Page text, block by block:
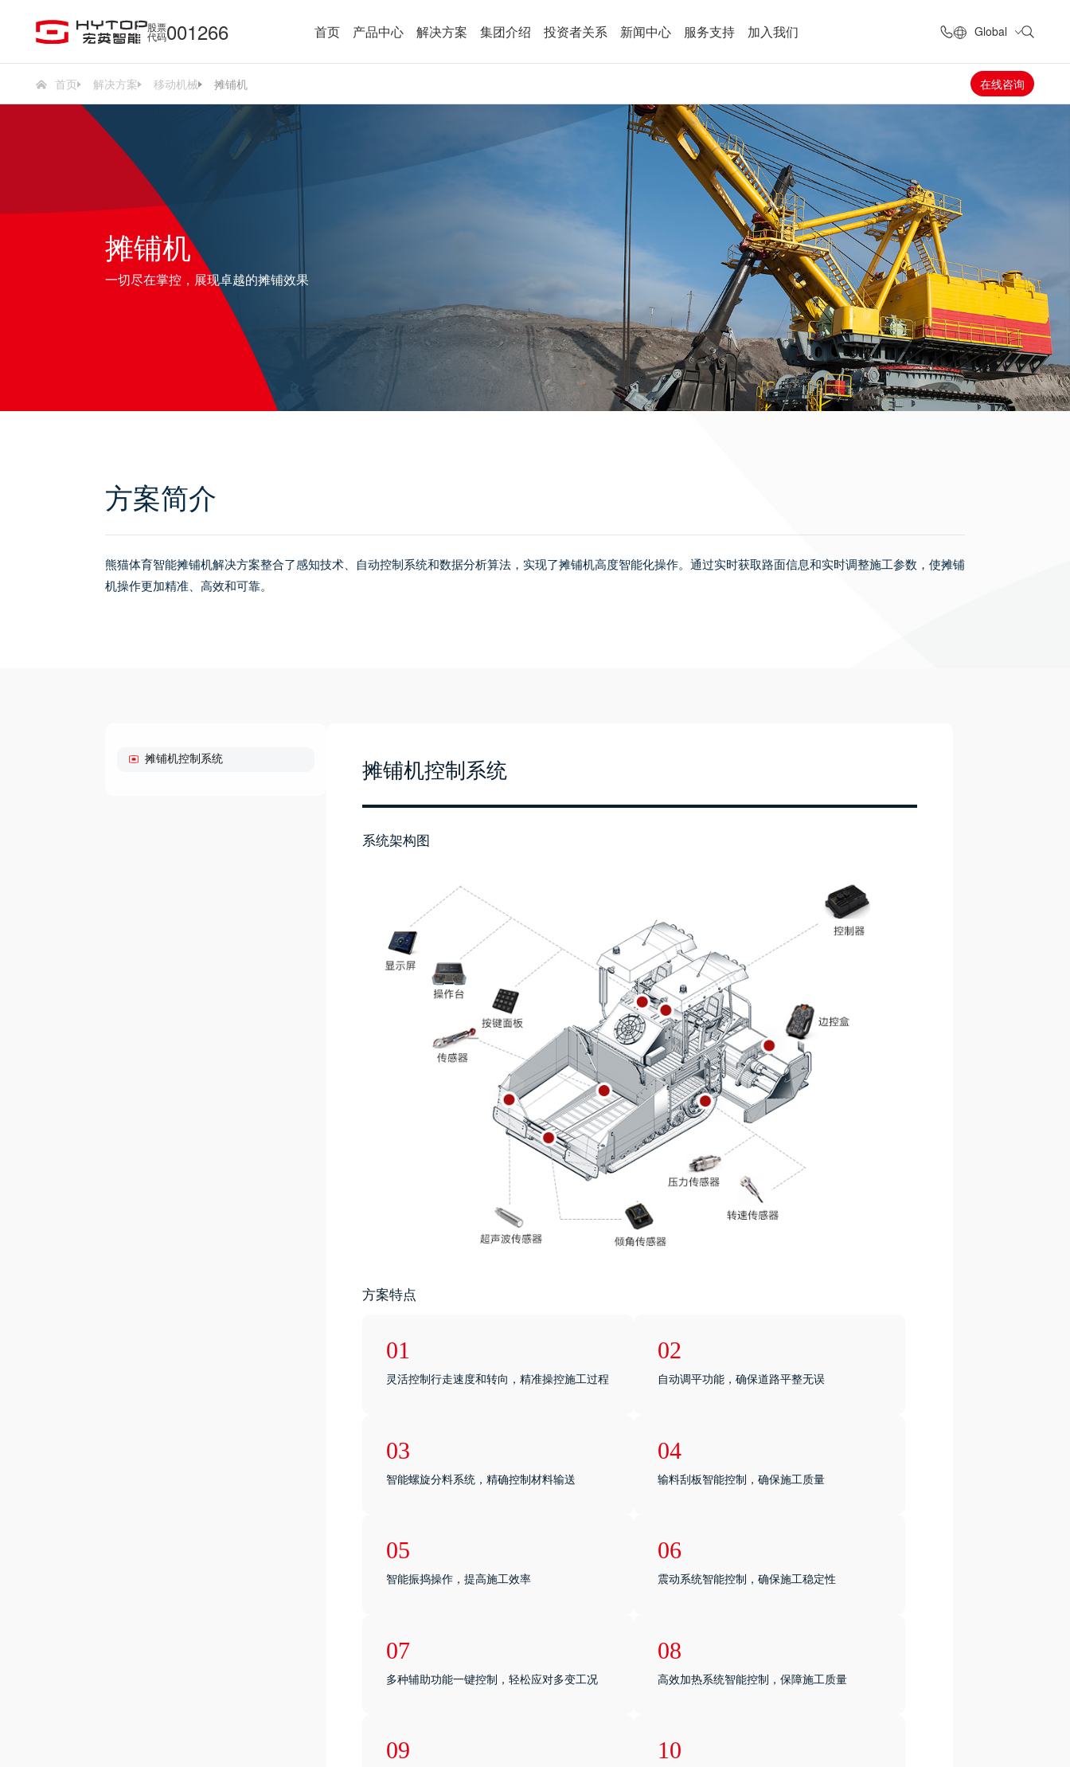
股票
代码001266 首页 产品中心 解决方案 集团介绍 投资者关系 新闻中心 服务支持 加入我们 Global
首页 解决方案 移动机械 摊铺机 在线咨询
摊铺机
一切尽在掌控，展现卓越的摊铺效果
方案简介
熊猫体育智能摊铺机解决方案整合了感知技术、自动控制系统和数据分析算法，实现了摊铺机高度智能化操作。通过实时获取路面信息和实时调整施工参数，使摊铺
机操作更加精准、高效和可靠。
摊铺机控制系统 摊铺机控制系统
系统架构图
方案特点
01
灵活控制行走速度和转向，精准操控施工过程
02
自动调平功能，确保道路平整无误
03
智能螺旋分料系统，精确控制材料输送
04
输料刮板智能控制，确保施工质量
05
智能振捣操作，提高施工效率
06
震动系统智能控制，确保施工稳定性
07
多种辅助功能一键控制，轻松应对多变工况
08
高效加热系统智能控制，保障施工质量
09 10